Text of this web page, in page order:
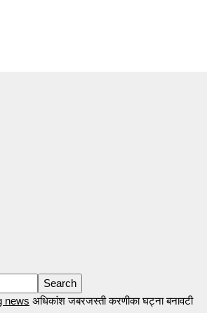
news अधिकांश जबरजस्ती करणीका घट्ना बनावटी